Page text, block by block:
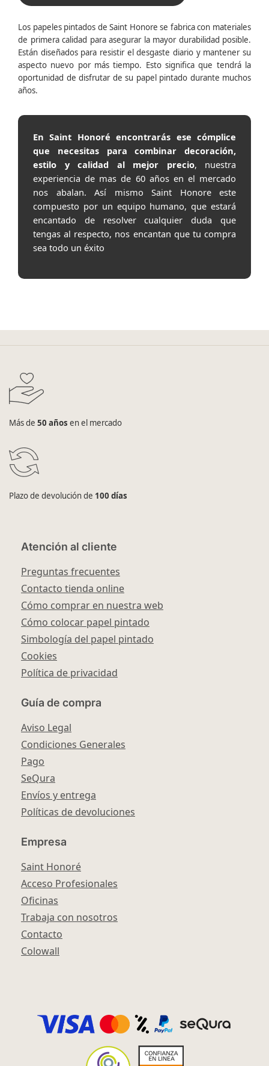
Los papeles pintados de Saint Honore se fabrica con materiales
de primera calidad para asegurar la mayor durabilidad posible.
Están diseñados para resistir el desgaste diario y mantener su
aspecto nuevo por más tiempo. Esto significa que tendrá la
oportunidad de disfrutar de su papel pintado durante muchos
años.
En Saint Honoré encontrarás ese cómplice
que necesitas para combinar decoración,
estilo y calidad al mejor precio, nuestra
experiencia de mas de 60 años en el mercado
nos abalan. Así mismo Saint Honore este
compuesto por un equipo humano, que estará
encantado de resolver cualquier duda que
tengas al respecto, nos encantan que tu compra
sea todo un éxito
Más de 50 años en el mercado
Plazo de devolución de 100 días
Atención al cliente
Preguntas frecuentes
Contacto tienda online
Cómo comprar en nuestra web
Cómo colocar papel pintado
Simbología del papel pintado
Cookies
Política de privacidad
Guía de compra
Aviso Legal
Condiciones Generales
Pago
SeQura
Envíos y entrega
Políticas de devoluciones
Empresa
Saint Honoré
Acceso Profesionales
Oficinas
Trabaja con nosotros
Contacto
Colowall